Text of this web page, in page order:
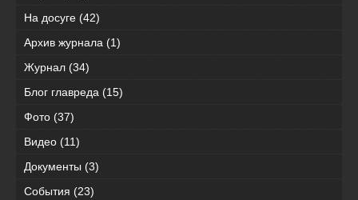
На досуге (42)
Архив журнала (1)
Журнал (34)
Блог главреда (15)
Фото (37)
Видео (11)
Документы (3)
События (23)